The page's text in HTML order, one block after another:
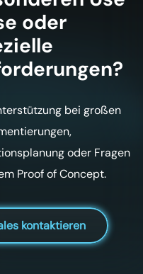
oder
bei großen
oder Fragen
Proof of Concept.
kontaktieren